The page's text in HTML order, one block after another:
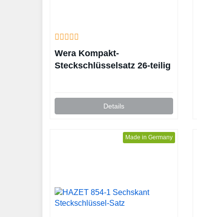
Wera Kompakt-
Steckschlüsselsatz 26-teilig
Details
Made in Germany